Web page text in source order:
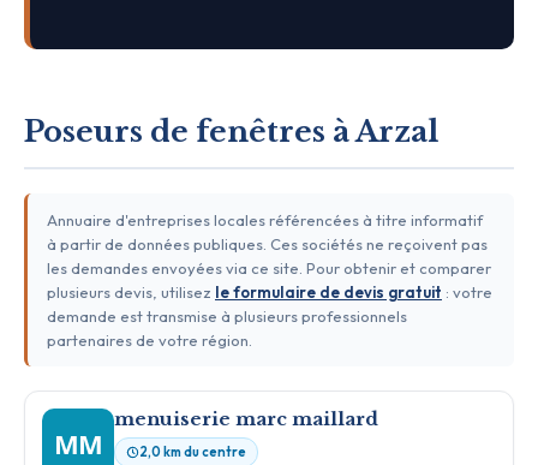
Poseurs de fenêtres à Arzal
Annuaire d'entreprises locales référencées à titre informatif
à partir de données publiques. Ces sociétés ne reçoivent pas
les demandes envoyées via ce site. Pour obtenir et comparer
plusieurs devis, utilisez le formulaire de devis gratuit : votre
demande est transmise à plusieurs professionnels
partenaires de votre région.
MM
menuiserie marc maillard
2,0 km du centre